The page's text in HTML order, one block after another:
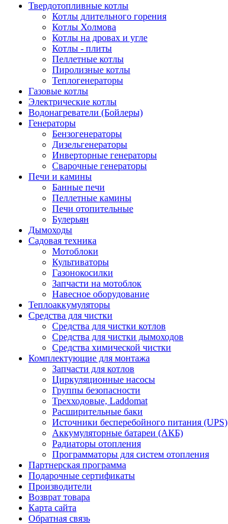
Твердотопливные котлы
Котлы длительного горения
Котлы Холмова
Котлы на дровах и угле
Котлы - плиты
Пеллетные котлы
Пиролизные котлы
Теплогенераторы
Газовые котлы
Электрические котлы
Водонагреватели (Бойлеры)
Генераторы
Бензогенераторы
Дизельгенераторы
Инверторные генераторы
Сварочные генераторы
Печи и камины
Банные печи
Пеллетные камины
Печи отопительные
Булерьян
Дымоходы
Садовая техника
Мотоблоки
Культиваторы
Газонокосилки
Запчасти на мотоблок
Навесное оборудование
Теплоаккумуляторы
Средства для чистки
Средства для чистки котлов
Средства для чистки дымоходов
Средства химической чистки
Комплектующие для монтажа
Запчасти для котлов
Циркуляционные насосы
Группы безопасности
Трехходовые, Laddomat
Расширительные баки
Источники бесперебойного питания (UPS)
Аккумуляторные батареи (АКБ)
Радиаторы отопления
Программаторы для систем отопления
Партнерская программа
Подарочные сертификаты
Производители
Возврат товара
Карта сайта
Обратная связь